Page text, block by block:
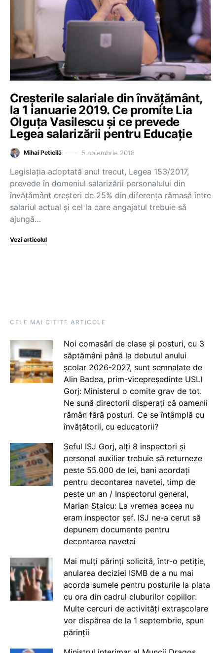
Creşterile salariale din învăţământ,
la 1 ianuarie 2019. Ce promite Lia
Olguţa Vasilescu şi ce prevede
Legea salarizării pentru Educaţie
Mihai Peticilă 5 noiembrie 2018
Legislaţia adoptată anul trecut, Legea 153/2017,
prevede în domeniul salarizării personalului din
învăţământ creşteri de 25% din diferenţa rămasă între
salariul actual şi cel la care angajatul trebuie să
ajungă…
Vezi articolul
CELE MAI CITITE ARTICOLE
Noi comasări de clase și posturi, cu 3
săptămâni până la debutul anului
școlar 2026-2027, sunt semnalate de
Alin Badea, prim-vicepreședinte USLI
Gorj: Ministerul o comite grav de tot.
Ne sună directorii disperați că oamenii
rămân fără posturi. Ce se întâmplă cu
învățătorii, cu educatorii?
Șeful ISJ Gorj, alți 8 inspectori și
personal auxiliar trebuie să returneze
peste 55.000 de lei, bani acordați
pentru decontarea navetei, timp de
peste un an / Inspectorul general,
Marian Staicu: La vremea aceea nu
eram inspector șef. ISJ ne-a cerut să
depunem documente pentru
decontarea navetei
Mai mulți părinți solicită, într-o petiție,
anularea deciziei ISMB de a nu mai
acorda sumele pentru posturile la plata
cu ora din cadrul cluburilor copiilor:
Multe cercuri de activități extrașcolare
vor dispărea de la 1 septembrie, spun
părinții